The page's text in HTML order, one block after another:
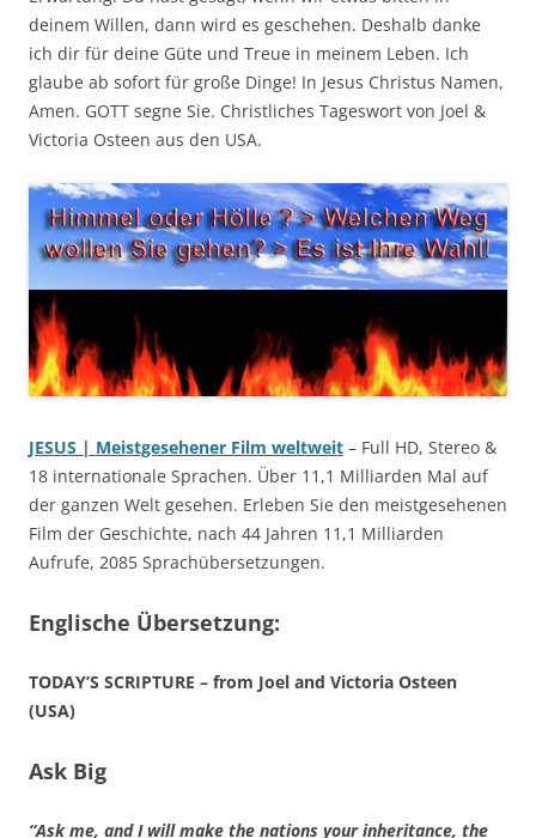
deinem Willen, dann wird es geschehen. Deshalb danke
ich dir für deine Güte und Treue in meinem Leben. Ich
glaube ab sofort für große Dinge! In Jesus Christus Namen,
Amen. GOTT segne Sie. Christliches Tageswort von Joel &
Victoria Osteen aus den USA.
JESUS | Meistgesehener Film weltweit – Full HD, Stereo &
18 internationale Sprachen. Über 11,1 Milliarden Mal auf
der ganzen Welt gesehen. Erleben Sie den meistgesehenen
Film der Geschichte, nach 44 Jahren 11,1 Milliarden
Aufrufe, 2085 Sprachübersetzungen.
Englische Übersetzung:
TODAY’S SCRIPTURE – from Joel and Victoria Osteen
(USA)
Ask Big
“Ask me, and I will make the nations your inheritance, the